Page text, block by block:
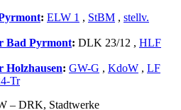
: ELW 1 , StBM , stellv.
Bad Pyrmont: DLK 23/12 , HLF
Holzhausen: GW-G , KdoW , LF
Tr
– DRK, Stadtwerke